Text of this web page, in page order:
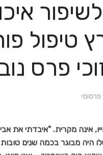
טיפול
פרס
פרסומי
אינה מקרית. "איבדתי את
בראש. הגוף הפיזי שלו היה מבוגר בכמה שנים